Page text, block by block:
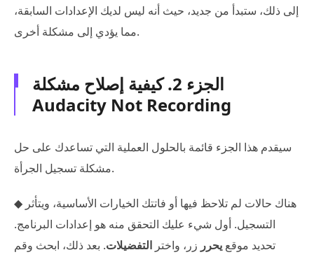
إلى ذلك، ستبدأ من جديد، حيث أنه ليس لديك الإعدادات السابقة،
مما يؤدي إلى مشكلة أخرى.
الجزء 2. كيفية إصلاح مشكلة
Audacity Not Recording
سيقدم هذا الجزء قائمة بالحلول العملية التي تساعدك على حل
مشكلة تسجيل الجرأة.
◆ هناك حالات لم تلاحظ فيها أو فاتتك الخيارات الأساسية، ويتأثر
التسجيل. أول شيء عليك التحقق منه هو إعدادات البرنامج.
تحديد موقع يحرر زر، واختر التفضيلات. بعد ذلك، ابحث وقم